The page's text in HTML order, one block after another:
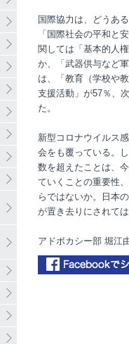
国際協力は、どうあ
「国際社会の平和と
関しては「基本的人
か、「武器供与など
は、「教育（学校や
支援活動」が57％、
た。
新型コロナウイルス
会をも覆っている。
数を超えたことは、
ていくことの重要性
らではないか。日本
が置き去りにされては
アドボカシー部 堀江